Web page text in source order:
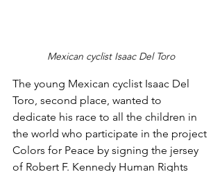
Mexican cyclist Isaac Del Toro
The young Mexican cyclist Isaac Del
Toro, second place, wanted to
dedicate his race to all the children in
the world who participate in the project
Colors for Peace by signing the jersey
of Robert F. Kennedy Human Rights